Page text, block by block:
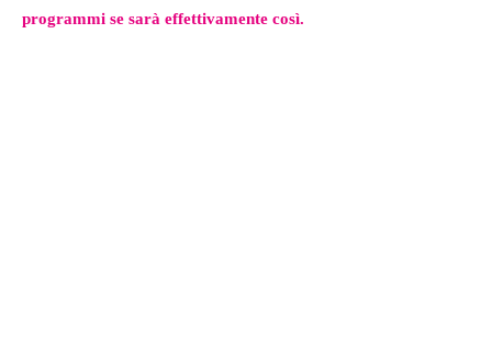
programmi se sarà effettivamente così.